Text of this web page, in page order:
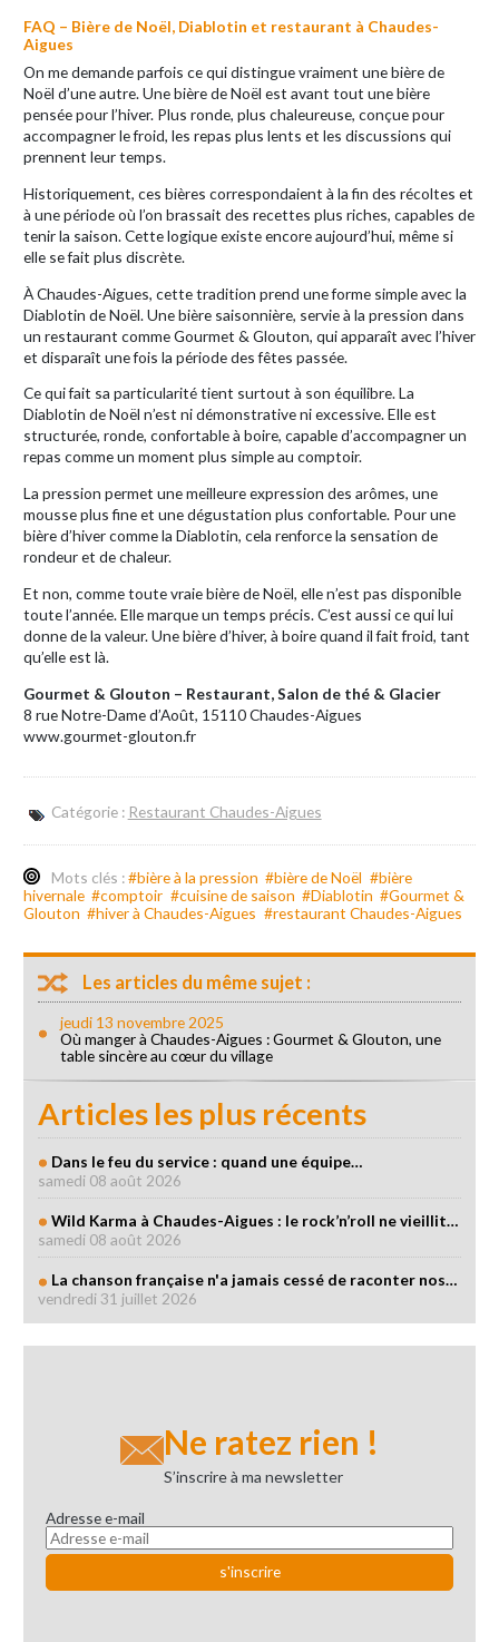
FAQ – Bière de Noël, Diablotin et restaurant à Chaudes-
Aigues
On me demande parfois ce qui distingue vraiment une bière de
Noël d’une autre. Une bière de Noël est avant tout une bière
pensée pour l’hiver. Plus ronde, plus chaleureuse, conçue pour
accompagner le froid, les repas plus lents et les discussions qui
prennent leur temps.
Historiquement, ces bières correspondaient à la fin des récoltes et
à une période où l’on brassait des recettes plus riches, capables de
tenir la saison. Cette logique existe encore aujourd’hui, même si
elle se fait plus discrète.
À Chaudes-Aigues, cette tradition prend une forme simple avec la
Diablotin de Noël. Une bière saisonnière, servie à la pression dans
un restaurant comme Gourmet & Glouton, qui apparaît avec l’hiver
et disparaît une fois la période des fêtes passée.
Ce qui fait sa particularité tient surtout à son équilibre. La
Diablotin de Noël n’est ni démonstrative ni excessive. Elle est
structurée, ronde, confortable à boire, capable d’accompagner un
repas comme un moment plus simple au comptoir.
La pression permet une meilleure expression des arômes, une
mousse plus fine et une dégustation plus confortable. Pour une
bière d’hiver comme la Diablotin, cela renforce la sensation de
rondeur et de chaleur.
Et non, comme toute vraie bière de Noël, elle n’est pas disponible
toute l’année. Elle marque un temps précis. C’est aussi ce qui lui
donne de la valeur. Une bière d’hiver, à boire quand il fait froid, tant
qu’elle est là.
Gourmet & Glouton – Restaurant, Salon de thé & Glacier
8 rue Notre-Dame d’Août, 15110 Chaudes-Aigues
www.gourmet-glouton.fr
Catégorie : Restaurant Chaudes-Aigues
Mots clés :#bière à la pression #bière de Noël #bière
hivernale #comptoir #cuisine de saison #Diablotin #Gourmet &
Glouton #hiver à Chaudes-Aigues #restaurant Chaudes-Aigues
Les articles du même sujet :
jeudi 13 novembre 2025
Où manger à Chaudes-Aigues : Gourmet & Glouton, une
table sincère au cœur du village
Articles les plus récents
Dans le feu du service : quand une équipe…
samedi 08 août 2026
Wild Karma à Chaudes-Aigues : le rock’n’roll ne vieillit…
samedi 08 août 2026
La chanson française n'a jamais cessé de raconter nos…
vendredi 31 juillet 2026
Ne ratez rien !
S’inscrire à ma newsletter
Adresse e-mail